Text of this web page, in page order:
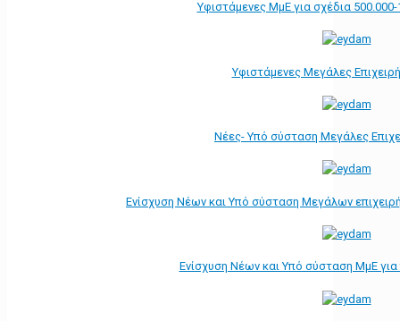
Υφιστάμενες ΜμΕ για σχέδια
Υφιστάμενες Μεγάλες
Νέες- Υπό σύσταση Μεγάλες
Ενίσχυση Νέων και Υπό σύσταση Μεγάλων
Ενίσχυση Νέων και Υπό σύσταση ΜμΕ